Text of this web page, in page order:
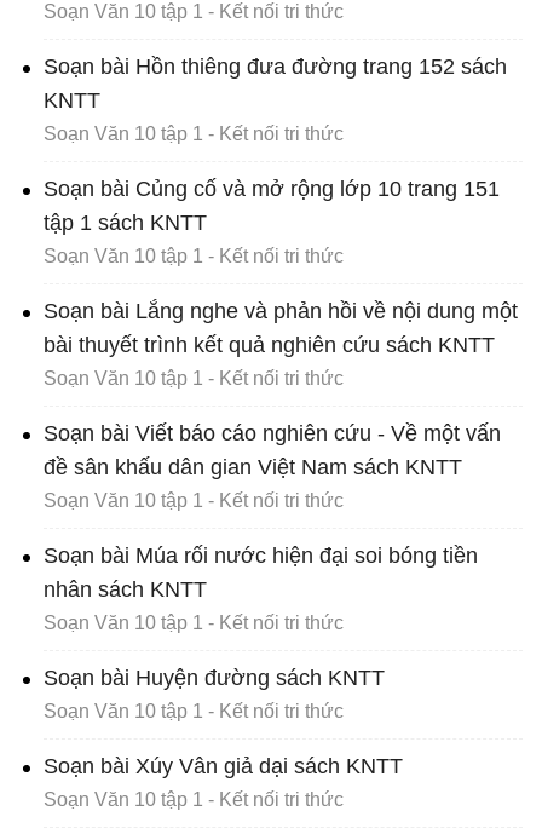
Soạn Văn 10 tập 1 - Kết nối tri thức
Soạn bài Hồn thiêng đưa đường trang 152 sách
KNTT
Soạn Văn 10 tập 1 - Kết nối tri thức
Soạn bài Củng cố và mở rộng lớp 10 trang 151
tập 1 sách KNTT
Soạn Văn 10 tập 1 - Kết nối tri thức
Soạn bài Lắng nghe và phản hồi về nội dung một
bài thuyết trình kết quả nghiên cứu sách KNTT
Soạn Văn 10 tập 1 - Kết nối tri thức
Soạn bài Viết báo cáo nghiên cứu - Về một vấn
đề sân khấu dân gian Việt Nam sách KNTT
Soạn Văn 10 tập 1 - Kết nối tri thức
Soạn bài Múa rối nước hiện đại soi bóng tiền
nhân sách KNTT
Soạn Văn 10 tập 1 - Kết nối tri thức
Soạn bài Huyện đường sách KNTT
Soạn Văn 10 tập 1 - Kết nối tri thức
Soạn bài Xúy Vân giả dại sách KNTT
Soạn Văn 10 tập 1 - Kết nối tri thức